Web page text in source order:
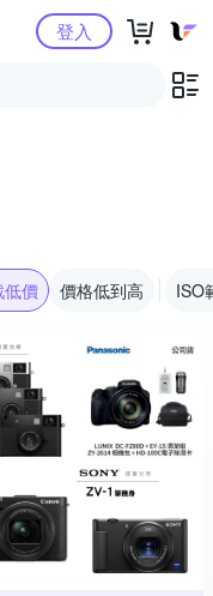
物中心登入
價 價格低到高 ISO